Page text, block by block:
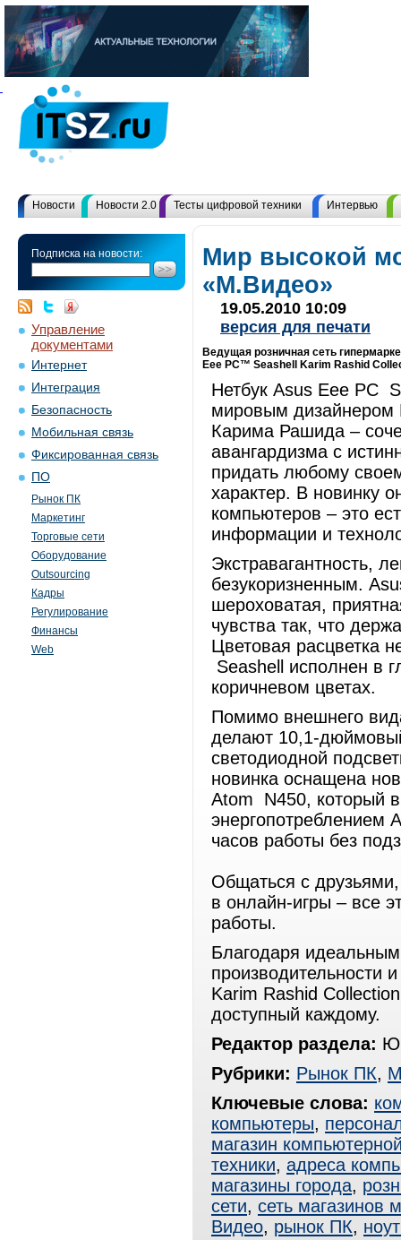
Новости Новости 2.0 Тесты цифровой техники Интервью
Подписка на новости:
Управление
документами
Интернет
Интеграция
Безопасность
Мобильная связь
Фиксированная связь
ПО
Рынок ПК
Маркетинг
Торговые сети
Оборудование
Outsourcing
Кадры
Регулирование
Финансы
Web
Мир высокой
«М.Видео»
19.05.2010 10:09
версия для печати
Ведущая розничная сеть
Eee PC™ Seashell Karim Rashid
Нетбук Asus Eee PC
мировым
Карима Рашида –
авангардизма с
придать любому
характер. В новинку
компьютеров – это
информации и
Экстравагантность,
безукоризненным.
шероховатая,
чувства так, что
Цветовая расцветка
Seashell исполнен в
коричневом цветах.
Помимо внешнего
делают 10,1-
светодиодной
новинка оснащена
Atom N450, который
энергопотреблением
часов работы без
Общаться с
в онлайн-игры – все
работы.
Благодаря
производительности
Karim Rashid
доступный каждому.
Редактор раздела:
Рубрики: Рынок ПК,
Ключевые слова:
компьютеры,
магазин
техники, адреса
магазины города,
сети, сеть магазинов
Видео, рынок ПК,